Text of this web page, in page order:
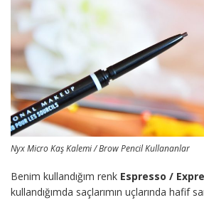
Nyx Micro Kaş Kalemi / Brow Pencil Kullananlar
Benim kullandığım renk Espresso /
kullandığımda saçlarımın uçlarında hafif